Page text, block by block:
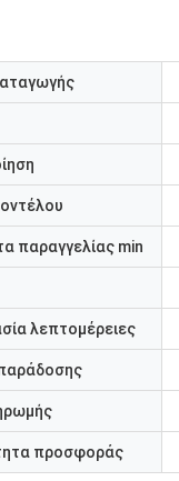
παραγγελίας min
λεπτομέρειες
προσφοράς